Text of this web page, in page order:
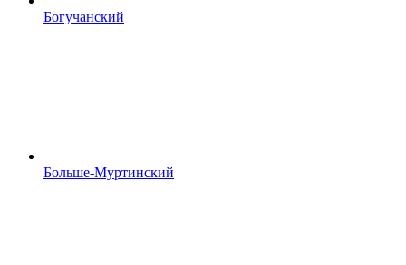
Богучанский
Больше‑Муртинский